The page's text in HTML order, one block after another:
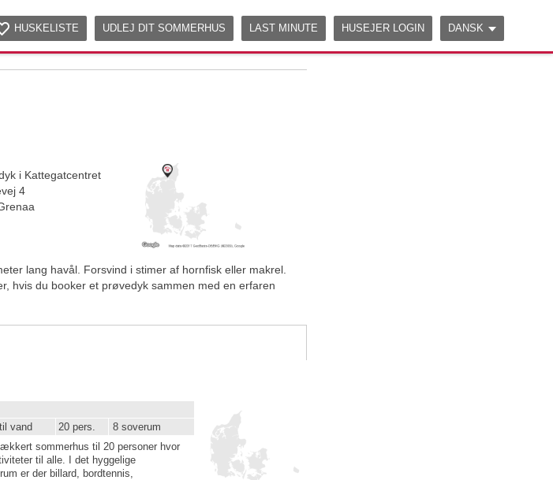
Edit on CodeSandbox
HUSKELISTE UDLEJ DIT SOMMERHUS LAST MINUTE HUSEJER LOGIN DANSK
i Kattegatcentret
4
lang havål. Forsvind i stimer af hornfisk eller makrel.
hvis du booker et prøvedyk sammen med en erfaren
vand
20 pers.
8 soverum
sommerhus til 20 personer hvor
til alle. I det hyggelige
er der billard, bordtennis,